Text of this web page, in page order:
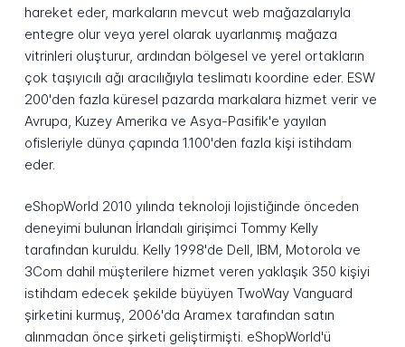
hareket eder, markaların mevcut web mağazalarıyla
entegre olur veya yerel olarak uyarlanmış mağaza
vitrinleri oluşturur, ardından bölgesel ve yerel ortakların
çok taşıyıcılı ağı aracılığıyla teslimatı koordine eder. ESW
200'den fazla küresel pazarda markalara hizmet verir ve
Avrupa, Kuzey Amerika ve Asya-Pasifik'e yayılan
ofisleriyle dünya çapında 1.100'den fazla kişi istihdam
eder.
eShopWorld 2010 yılında teknoloji lojistiğinde önceden
deneyimi bulunan İrlandalı girişimci Tommy Kelly
tarafından kuruldu. Kelly 1998'de Dell, IBM, Motorola ve
3Com dahil müşterilere hizmet veren yaklaşık 350 kişiyi
istihdam edecek şekilde büyüyen TwoWay Vanguard
şirketini kurmuş, 2006'da Aramex tarafından satın
alınmadan önce şirketi geliştirmişti. eShopWorld'ü